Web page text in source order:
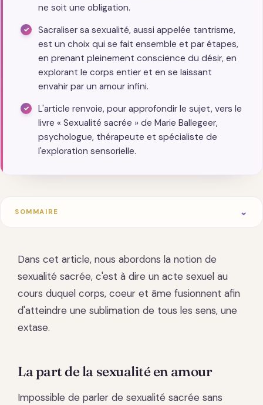
ne soit une obligation.
Sacraliser sa sexualité, aussi appelée tantrisme,
est un choix qui se fait ensemble et par étapes,
en prenant pleinement conscience du désir, en
explorant le corps entier et en se laissant
envahir par un amour infini.
L'article renvoie, pour approfondir le sujet, vers le
livre « Sexualité sacrée » de Marie Ballegeer,
psychologue, thérapeute et spécialiste de
l'exploration sensorielle.
SOMMAIRE
Dans cet article, nous abordons la notion de
sexualité sacrée, c'est à dire un acte sexuel au
cours duquel corps, coeur et âme fusionnent afin
d'atteindre une sublimation de tous les sens, une
extase.
La part de la sexualité en amour
Impossible de parler de sexualité sacrée sans